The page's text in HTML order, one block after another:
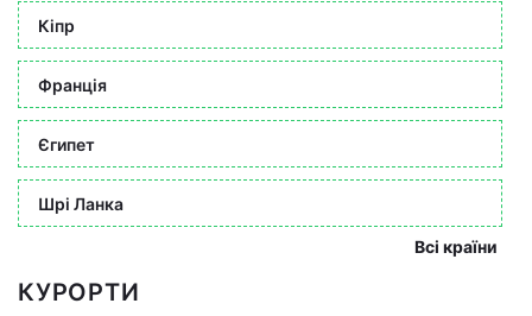
Кіпр
Франція
Єгипет
Шрі Ланка
Всі країни
КУРОРТИ